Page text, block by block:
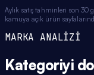
Aylık satış tahminleri son 30
kamuya açık ürün
MARKA ANALİZİ
Kategoriyi